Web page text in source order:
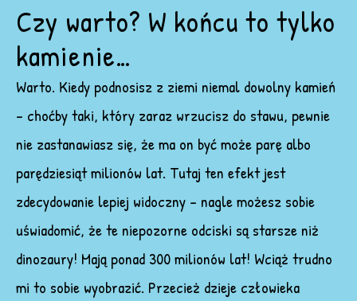
Czy warto? W końcu to tylko
kamienie…
Warto. Kiedy podnosisz z ziemi niemal dowolny kamień
– choćby taki, który zaraz wrzucisz do stawu, pewnie
nie zastanawiasz się, że ma on być może parę albo
parędziesiąt milionów lat. Tutaj ten efekt jest
zdecydowanie lepiej widoczny – nagle możesz sobie
uświadomić, że te niepozorne odciski są starsze niż
dinozaury! Mają ponad 300 milionów lat! Wciąż trudno
mi to sobie wyobrazić. Przecież dzieje człowieka